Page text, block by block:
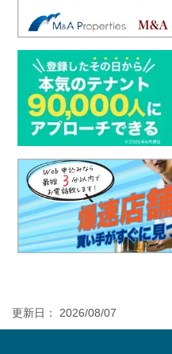
更新日： 2026/08/07